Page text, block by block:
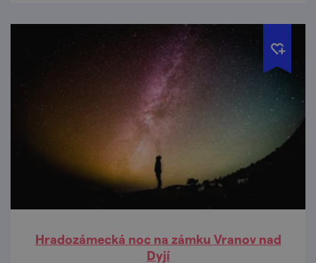
Hradozámecká noc na zámku Vranov nad
Dyjí